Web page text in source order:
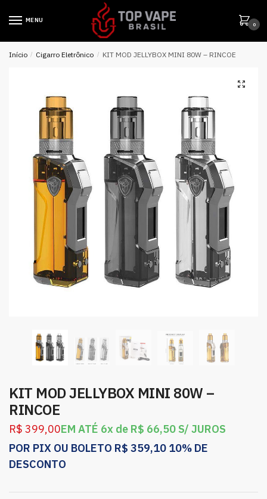
MENU
0
Início / Cigarro Eletrônico / KIT MOD JELLYBOX MINI 80W – RINCOE
KIT MOD JELLYBOX MINI 80W –
RINCOE
R$ 399,00EM ATÉ 6x de R$ 66,50 S/ JUROS
POR PIX OU BOLETO R$ 359,10 10% DE
DESCONTO